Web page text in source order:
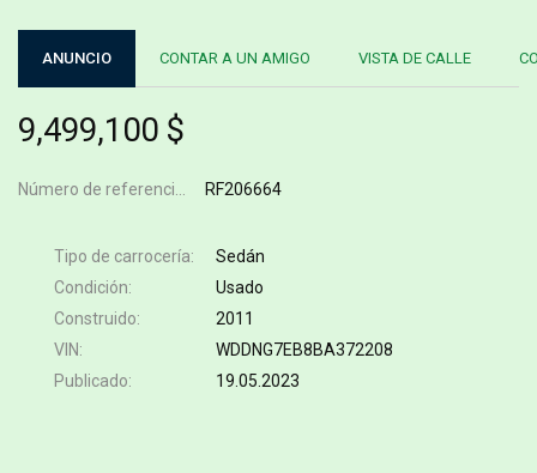
ANUNCIO CONTAR A UN AMIGO VISTA DE CALLE
9,499,100 $
RF206664
Tipo de carrocería
Sedán
Condición
Usado
Construido
2011
VIN
WDDNG7EB8BA372208
Publicado
19.05.2023